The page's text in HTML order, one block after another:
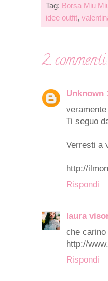
Tag: Borsa Miu
idee outfit,
2 commenti:
Unknown
Ti seguo
Verresti a
http://
Rispondi
laura
che
http://
Rispondi